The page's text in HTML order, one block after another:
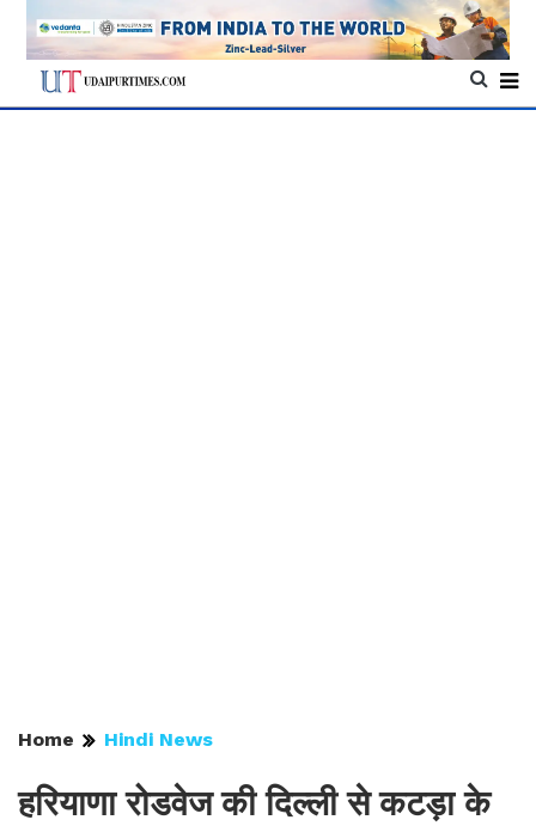
Home Hindi News
हरियाणा रोडवेज की दिल्ली से कटड़ा के